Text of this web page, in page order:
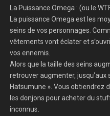
La Puissance Omega : (ou le
La puissance Omega est les
seins de vos personnages.
vêtements vont éclater et
vos ennemis.
Alors que la taille des seins
retrouver augmenter,
Hatsumune ». Vous obtiendrez
les donjons pour acheter du
inconnus.